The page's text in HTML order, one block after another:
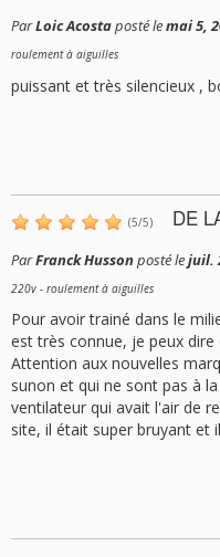
ParLoic Acostaposté lemai 5,
roulement à aiguilles
puissant et très silencieux ,
(5/5) DE
ParFranck Hussonposté lejuil.
220v - roulement à aiguilles
Pour avoir trainé dans le
est très connue, je peux
Attention aux nouvelles
sunon et qui ne sont pas à
ventilateur qui avait l'air de
site, il était super bruyant et